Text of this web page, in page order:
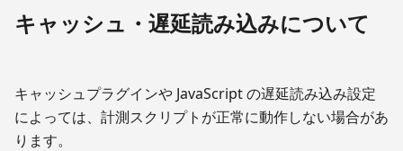
キャッシュ・遅延読み込みについて
キャッシュプラグインや JavaScript の遅延読み込み設定
によっては、計測スクリプトが正常に動作しない場合があ
ります。